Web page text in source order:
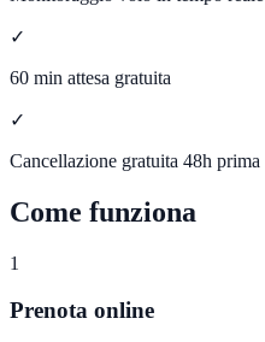
✓
60 min attesa gratuita
✓
Cancellazione gratuita 48h prima
Come funziona
1
Prenota online